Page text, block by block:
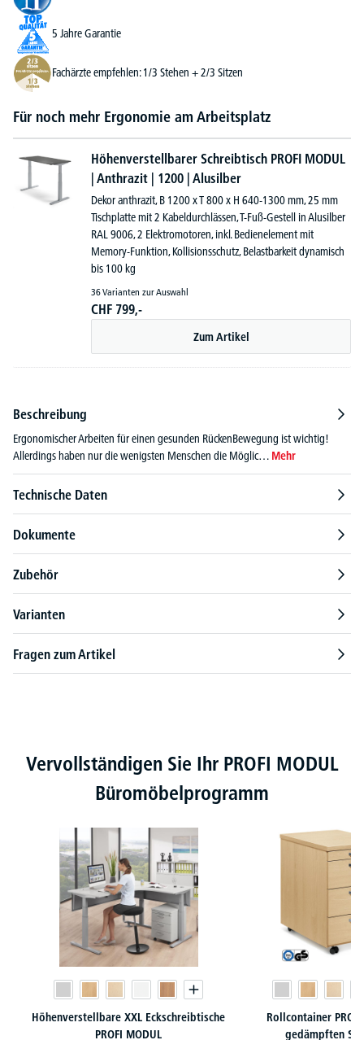
5 Jahre Garantie
Fachärzte empfehlen: 1/3 Stehen + 2/3 Sitzen
Für noch mehr Ergonomie am Arbeitsplatz
Höhenverstellbarer Schreibtisch PROFI MODUL
| Anthrazit | 1200 | Alusilber
Dekor anthrazit, B 1200 x T 800 x H 640-1300 mm, 25 mm
Tischplatte mit 2 Kabeldurchlässen, T-Fuß-Gestell in Alusilber
RAL 9006, 2 Elektromotoren, inkl. Bedienelement mit
Memory-Funktion, Kollisionsschutz, Belastbarkeit dynamisch
bis 100 kg
36 Varianten zur Auswahl
CHF 799,-
Zum Artikel
Beschreibung
Ergonomischer Arbeiten für einen gesunden RückenBewegung ist wichtig!
Allerdings haben nur die wenigsten Menschen die Möglic… Mehr
Technische Daten
Dokumente
Zubehör
Varianten
Fragen zum Artikel
Produktgalerie überspringen
Vervollständigen Sie Ihr PROFI MODUL
Büromöbelprogramm
Höhenverstellbare XXL Eckschreibtische
PROFI MODUL
Rollcontainer
gedämpften